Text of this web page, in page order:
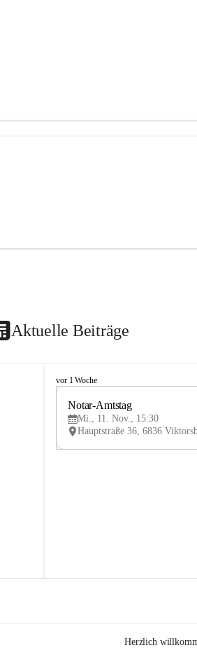
Aktuelle Beiträge
V
vor 1 Woche
Notar-Amtstag
Mi., 11. Nov., 15:30
Herzlich